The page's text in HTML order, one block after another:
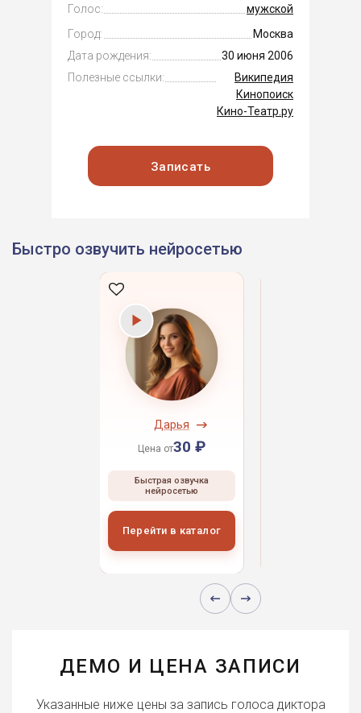
Голос:
мужской
Город:
Москва
Дата рождения:
30 июня 2006
Полезные ссылки:
Википедия
Кинопоиск
Кино-Театр.ру
Записать
Быстро озвучить нейросетью
Дарья
Цена от30 ₽
Быстрая озвучка
нейросетью
Перейти в каталог
ДЕМО И ЦЕНА ЗАПИСИ
Указанные ниже цены за запись голоса диктора